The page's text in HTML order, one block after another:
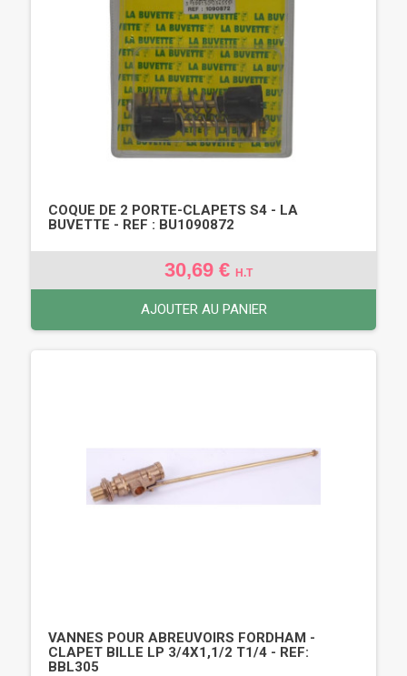
COQUE DE 2 PORTE-CLAPETS S4 - LA
BUVETTE - REF : BU1090872
30,69 € H.T
AJOUTER AU PANIER
VANNES POUR ABREUVOIRS FORDHAM -
CLAPET BILLE LP 3/4X1,1/2 T1/4 - REF:
BBL305